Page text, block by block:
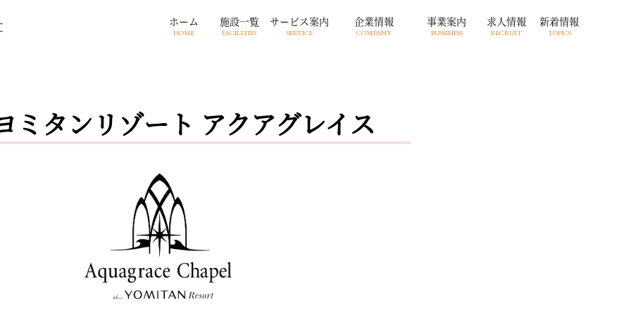
ホーム
HOME
施設一覧
FACILITIES
サービス案内
SERVICE
企業情報
COMPANY
事業案内
BUSSINESS
求人情報
RECRUIT
新着情報
TOPICS
ミタンリゾート アクアグレイス